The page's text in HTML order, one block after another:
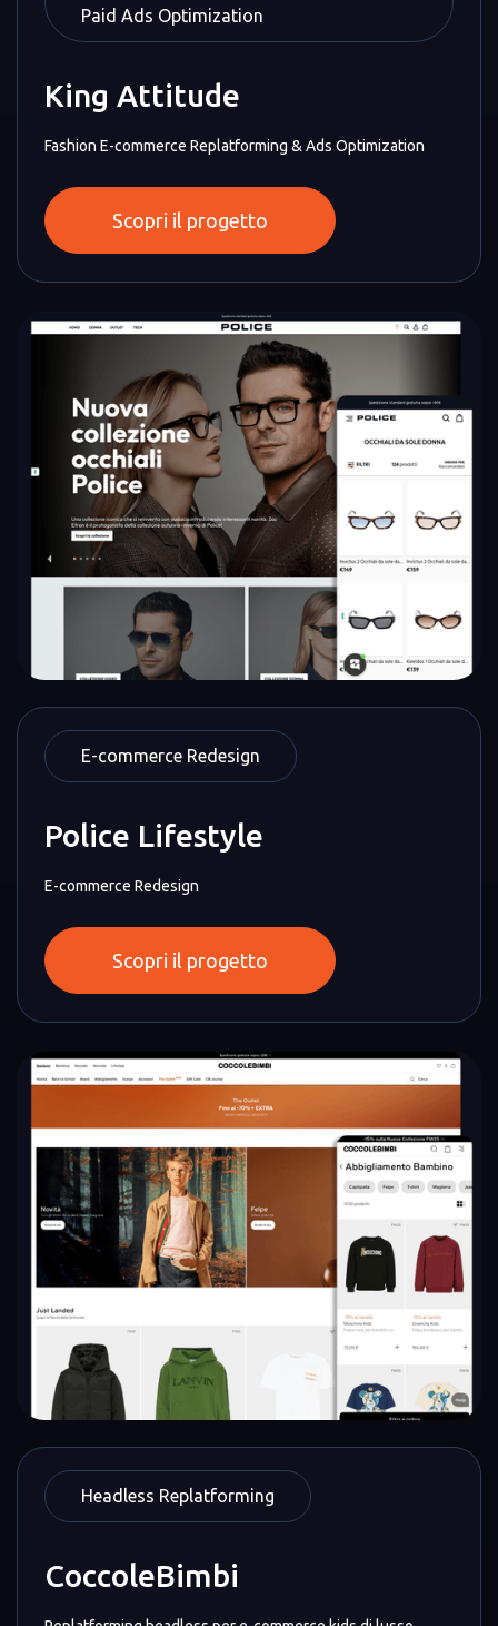
Paid Ads Optimization
King Attitude
Fashion E-commerce Replatforming & Ads Optimization
Scopri il progetto
E-commerce Redesign
Police Lifestyle
E-commerce Redesign
Scopri il progetto
Headless Replatforming
CoccoleBimbi